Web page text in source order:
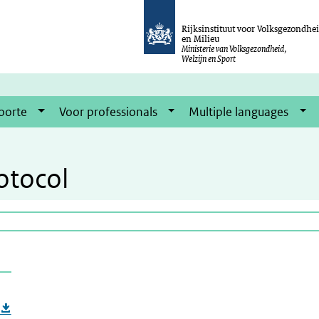
Rijksinstituut voor
en Milieu
Ministerie van Volksgezondheid,
Welzijn en Sport
Voor professionals Multiple languages